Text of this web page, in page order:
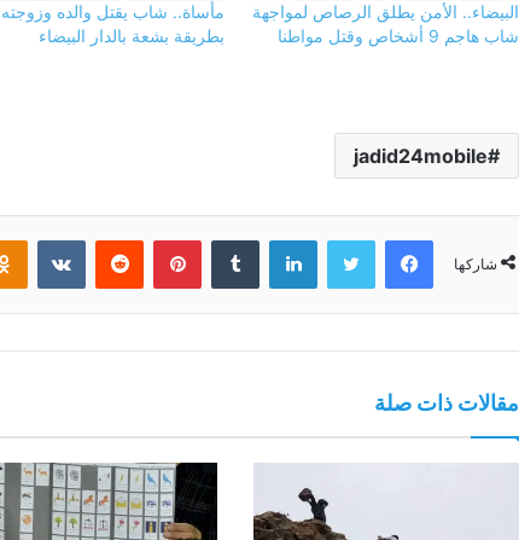
البيضاء.. الأمن يطلق الرصاص لمواجهة
شاب هاجم 9 أشخاص وقتل مواطنا
مأساة.. شاب يقتل والده وزوجته
بطريقة بشعة بالدار البيضاء
jadid24mobile
شاركها
فيسبوك تويتر لينكدإن بينتيريست
مقالات ذات صلة